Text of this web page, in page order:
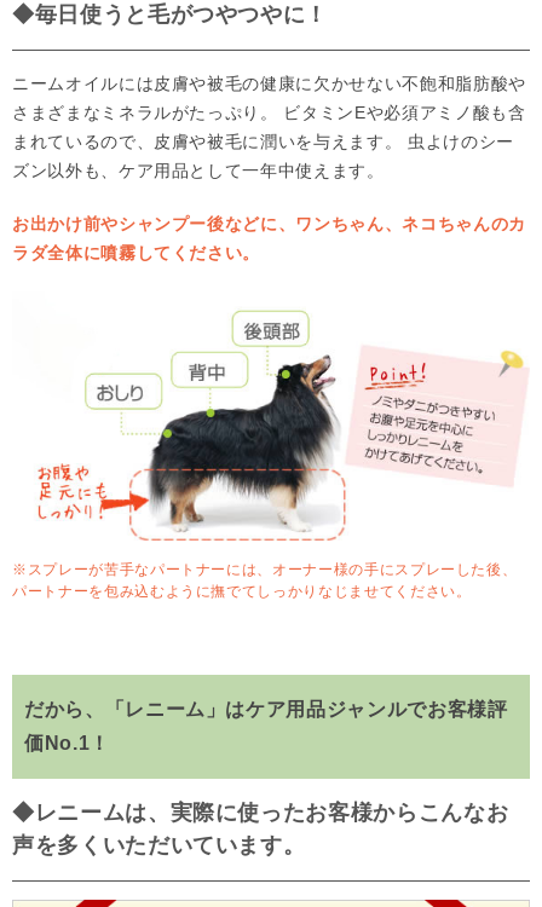
◆毎日使うと毛がつやつやに！
ニームオイルには皮膚や被毛の健康に欠かせない不飽和脂肪酸や
さまざまなミネラルがたっぷり。 ビタミンEや必須アミノ酸も含
まれているので、皮膚や被毛に潤いを与えます。 虫よけのシー
ズン以外も、ケア用品として一年中使えます。
お出かけ前やシャンプー後などに、ワンちゃん、ネコちゃんのカ
ラダ全体に噴霧してください。
※スプレーが苦手なパートナーには、オーナー様の手にスプレーした後、
パートナーを包み込むように撫でてしっかりなじませてください。
だから、「レニーム」はケア用品ジャンルでお客様評
価No.1！
◆レニームは、実際に使ったお客様からこんなお
声を多くいただいています。